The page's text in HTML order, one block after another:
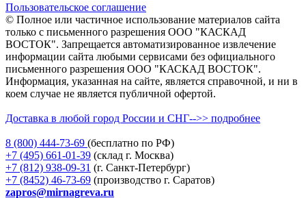
Пользовательское соглашение
© Полное или частичное использование материалов сайта
только с письменного разрешения ООО "КАСКАД
ВОСТОК". Запрещается автоматизированное извлечение
информации сайта любыми сервисами без официального
письменного разрешения ООО "КАСКАД ВОСТОК".
Информация, указанная на сайте, является справочной, и ни в
коем случае не является публичной офертой.
Доставка в любой город России и СНГ-->> подробнее
8 (800) 444-73-69 (бесплатно по РФ)
+7 (495) 661-01-39 (склад г. Москва)
+7 (812) 938-09-31 (г. Санкт-Петербург)
+7 (8452) 46-73-69 (производство г. Саратов)
zapros@mirnagreva.ru